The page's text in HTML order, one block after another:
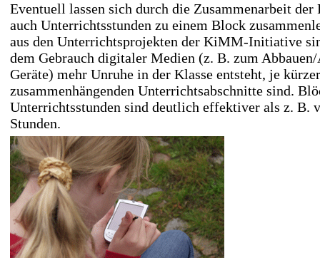
Eventuell lassen sich durch die Zusammenarbeit der
auch Unterrichtsstunden zu einem Block
aus den Unterrichtsprojekten der KiMM-Initiative
dem Gebrauch digitaler Medien (z. B. zum
Geräte) mehr Unruhe in der Klasse entsteht, je
zusammenhängenden Unterrichtsabschnitte sind.
Unterrichtsstunden sind deutlich effektiver als z. B.
Stunden.